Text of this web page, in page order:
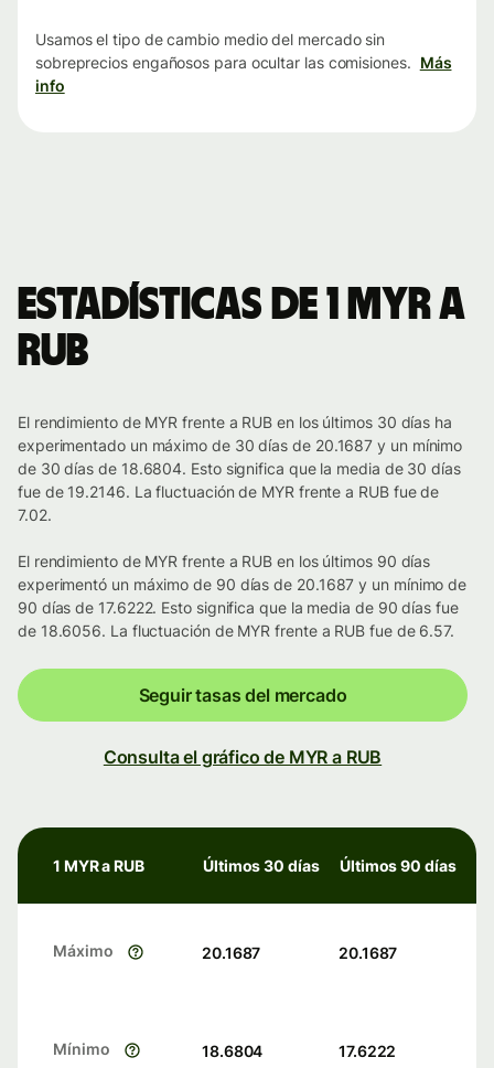
Usamos el tipo de cambio medio del mercado sin
sobreprecios engañosos para ocultar las comisiones. Más
info
Estadísticas de 1 MYR a
RUB
El rendimiento de MYR frente a RUB en los últimos 30 días ha
experimentado un máximo de 30 días de 20.1687 y un mínimo
de 30 días de 18.6804. Esto significa que la media de 30 días
fue de 19.2146. La fluctuación de MYR frente a RUB fue de
7.02.
El rendimiento de MYR frente a RUB en los últimos 90 días
experimentó un máximo de 90 días de 20.1687 y un mínimo de
90 días de 17.6222. Esto significa que la media de 90 días fue
de 18.6056. La fluctuación de MYR frente a RUB fue de 6.57.
Seguir tasas del mercado
Consulta el gráfico de MYR a RUB
1 MYR a RUB Últimos 30 días Últimos 90 días
Máximo 20.1687 20.1687
Mínimo 18.6804 17.6222